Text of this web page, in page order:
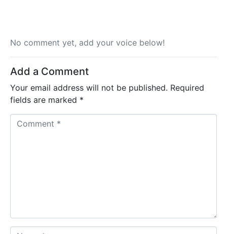
No comment yet, add your voice below!
Add a Comment
Your email address will not be published. Required
fields are marked *